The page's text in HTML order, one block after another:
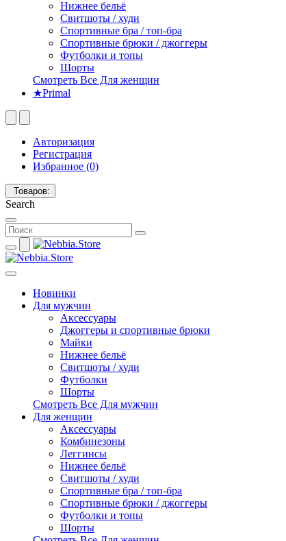
Нижнее бельё
Свитшоты / худи
Спортивные бра / топ-бра
Спортивные брюки / джоггеры
Футболки и топы
Шорты
Смотреть Все Для женщин
★Primal
Авторизация
Регистрация
Избранное (0)
Товаров:
Search
Новинки
Для мужчин
Аксессуары
Джоггеры и спортивные брюки
Майки
Нижнее бельё
Свитшоты / худи
Футболки
Шорты
Смотреть Все Для мужчин
Для женщин
Аксессуары
Комбинезоны
Леггинсы
Нижнее бельё
Свитшоты / худи
Спортивные бра / топ-бра
Спортивные брюки / джоггеры
Футболки и топы
Шорты